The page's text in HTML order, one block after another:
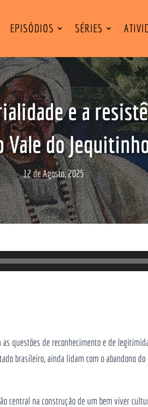
EPISÓDIOS SÉRIES
e a
do
12 de Agosto, 2025
questões de reconhecimento e de
brasileiro, ainda lidam com o abandono
central na construção de um bem viver